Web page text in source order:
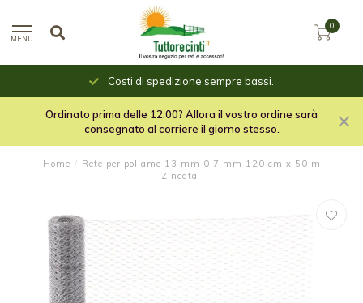
MENU
0
Costi di spedizione sempre bassi.
Ordinato prima delle 12.00? Allora il vostro ordine sarà
consegnato al corriere il giorno stesso.
Home / Rete per pollame 13 mm 0,7 mm 120 cm x 50 m
Zincata